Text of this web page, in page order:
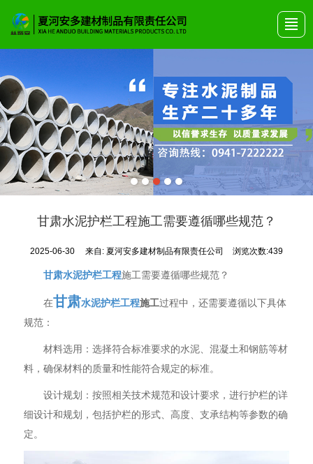
甘肃水泥护栏工程施工需要遵循哪些规范？
2025-06-30 来自:夏河安多建材制品有限责任公司 浏览次数:439
甘肃水泥护栏工程施工需要遵循哪些规范？
在甘肃水泥护栏工程施工过程中，还需要遵循以下具体
规范：
材料选用：选择符合标准要求的水泥、混凝土和钢筋等材
料，确保材料的质量和性能符合规定的标准。
设计规划：按照相关技术规范和设计要求，进行护栏的详
细设计和规划，包括护栏的形式、高度、支承结构等参数的确
定。